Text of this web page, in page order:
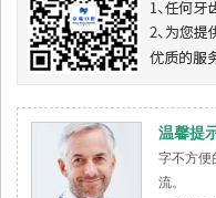
温馨提
字不方便
流。